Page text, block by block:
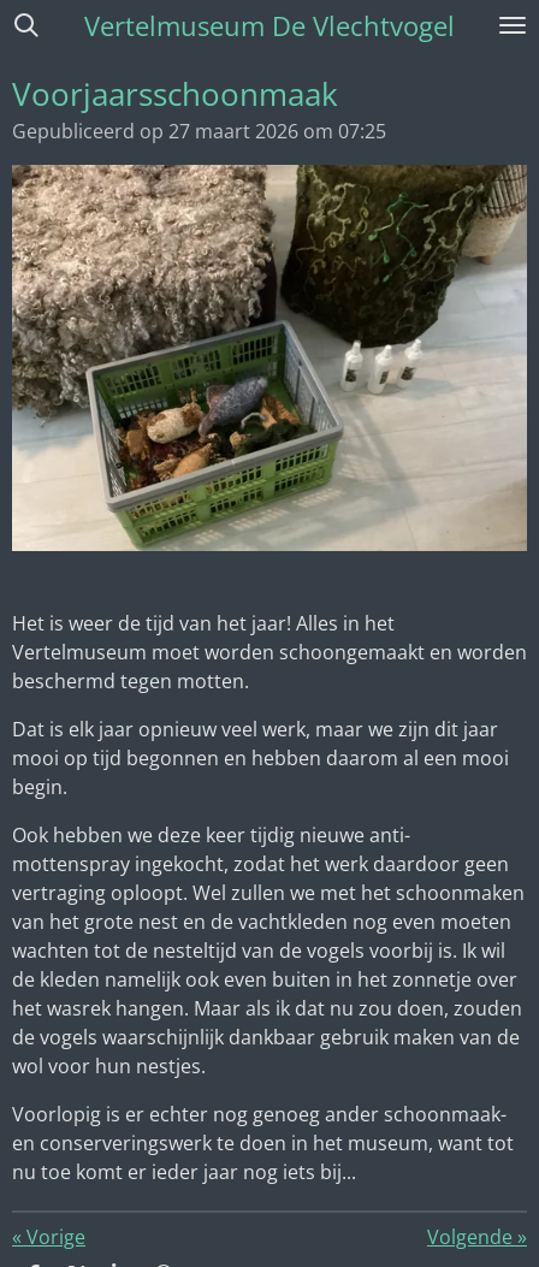
Ga
naar
de
hoofdinhoud
Vertelmuseum De Vlechtvogel
Voorjaarsschoonmaak
Gepubliceerd op 27 maart 2026 om 07:25
Het is weer de tijd van het jaar! Alles in het
Vertelmuseum moet worden schoongemaakt en worden
beschermd tegen motten.
Dat is elk jaar opnieuw veel werk, maar we zijn dit jaar
mooi op tijd begonnen en hebben daarom al een mooi
begin.
Ook hebben we deze keer tijdig nieuwe anti-
mottenspray ingekocht, zodat het werk daardoor geen
vertraging oploopt. Wel zullen we met het schoonmaken
van het grote nest en de vachtkleden nog even moeten
wachten tot de nesteltijd van de vogels voorbij is. Ik wil
de kleden namelijk ook even buiten in het zonnetje over
het wasrek hangen. Maar als ik dat nu zou doen, zouden
de vogels waarschijnlijk dankbaar gebruik maken van de
wol voor hun nestjes.
Voorlopig is er echter nog genoeg ander schoonmaak-
en conserveringswerk te doen in het museum, want tot
nu toe komt er ieder jaar nog iets bij...
« Vorige Volgende »